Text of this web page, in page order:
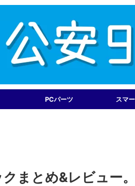
PCパーツ スマ
まとめ&レビュー